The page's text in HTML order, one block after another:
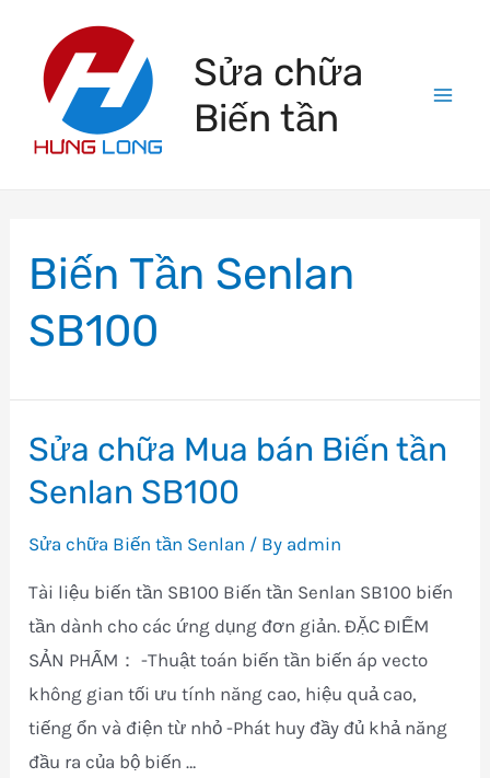
content
Sửa chữa
Biến tần
Biến Tần Senlan
SB100
Sửa chữa Mua bán Biến tần
Senlan SB100
Sửa chữa Biến tần Senlan / By admin
Tài liệu biến tần SB100 Biến tần Senlan SB100 biến
tần dành cho các ứng dụng đơn giản. ĐẶC ĐIỂM
SẢN PHẨM： -Thuật toán biến tần biến áp vecto
không gian tối ưu tính năng cao, hiệu quả cao,
tiếng ổn và điện từ nhỏ -Phát huy đầy đủ khả năng
đầu ra của bộ biến …